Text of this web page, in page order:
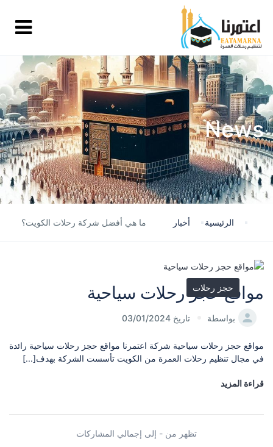
News
الرئيسية أخبار ما هي أفضل شركة رحلات الكويت؟
حجز رحلات
مواقع حجز رحلات سياحية
بواسطة تاريخ 03/01/2024
مواقع حجز رحلات سياحية شركة اعتمرنا مواقع حجز رحلات سياحية رائدة
في مجال تنظيم رحلات العمرة من الكويت تأسست الشركة بهدف[...]
قراءة المزيد
تظهر من - إلى إجمالي المشاركات